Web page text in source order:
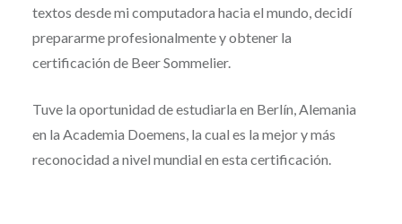
textos desde mi computadora hacia el mundo, decidí
prepararme profesionalmente y obtener la
certificación de Beer Sommelier.
Tuve la oportunidad de estudiarla en Berlín, Alemania
en la Academia Doemens, la cual es la mejor y más
reconocidad a nivel mundial en esta certificación.